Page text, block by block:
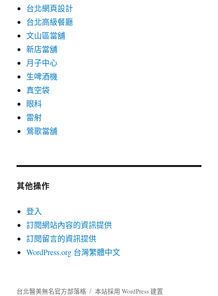
台北網頁設計
台北高級餐廳
文山區當舖
新店當舖
月子中心
生啤酒機
真空袋
眼科
雷射
鶯歌當舖
其他操作
登入
訂閱網站內容的資訊提供
訂閱留言的資訊提供
WordPress.org 台灣繁體中文
台北醫美無名官方部落格 本站採用 WordPress 建置